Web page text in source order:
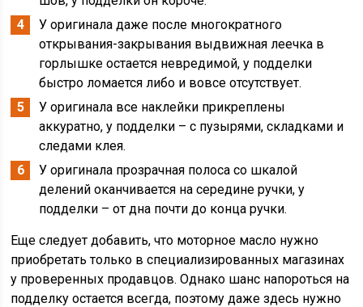
У оригинала даже после многократного
открывания-закрывания выдвижная леечка в
горлышке остается невредимой, у подделки
быстро ломается либо и вовсе отсутствует.
У оригинала все наклейки прикреплены
аккуратно, у подделки – с пузырями, складками и
следами клея.
У оригинала прозрачная полоса со шкалой
делений оканчивается на середине ручки, у
подделки – от дна почти до конца ручки.
Еще следует добавить, что моторное масло нужно
приобретать только в специализированных магазинах
у проверенных продавцов. Однако шанс напороться на
подделку остается всегда, поэтому даже здесь нужно